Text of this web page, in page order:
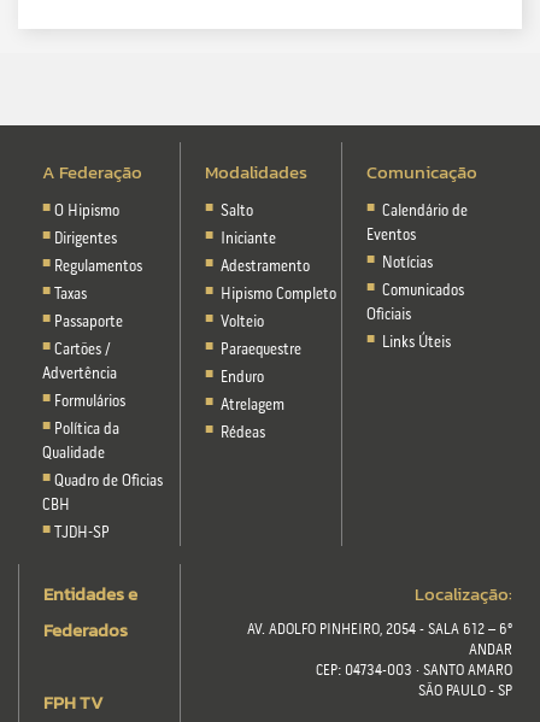
A Federação
O Hipismo
Dirigentes
Regulamentos
Taxas
Passaporte
Cartões /
Advertência
Formulários
Política da
Qualidade
Quadro de Oficias
CBH
TJDH-SP
Modalidades
Salto
Iniciante
Adestramento
Hipismo Completo
Volteio
Paraequestre
Enduro
Atrelagem
Rédeas
Comunicação
Calendário de
Eventos
Notícias
Comunicados
Oficiais
Links Úteis
Entidades e
Federados
FPH TV
Localização:
AV. ADOLFO PINHEIRO, 2054 - SALA 612 – 6º
ANDAR
CEP: 04734-003 · SANTO AMARO
SÃO PAULO - SP